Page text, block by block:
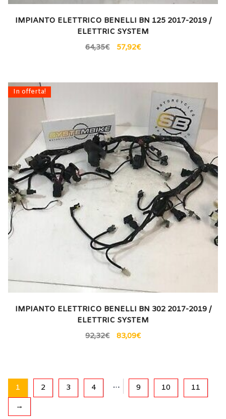
IMPIANTO ELETTRICO BENELLI BN 125 2017-2019 /
ELETTRIC SYSTEM
64,35€ 57,92€
In offerta!
IMPIANTO ELETTRICO BENELLI BN 302 2017-2019 /
ELETTRIC SYSTEM
92,32€ 83,09€
1 2 3 4 … 9 10
11
→